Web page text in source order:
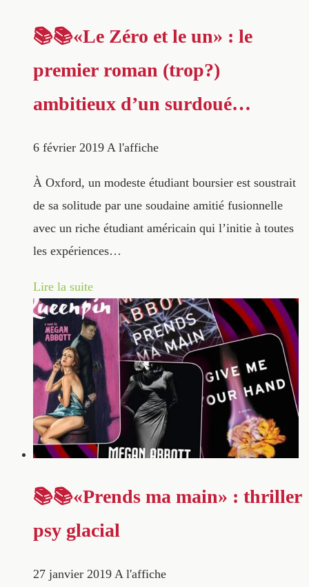
📚📚«Le Zéro et le un» : le
premier roman (trop?)
ambitieux d’un surdoué…
6 février 2019 A l'affiche
À Oxford, un modeste étudiant boursier est soustrait
de sa solitude par une soudaine amitié fusionnelle
avec un riche étudiant américain qui l’initie à toutes
les expériences…
Lire la suite
📚📚«Prends ma main» : thriller
psy glacial
27 janvier 2019 A l'affiche